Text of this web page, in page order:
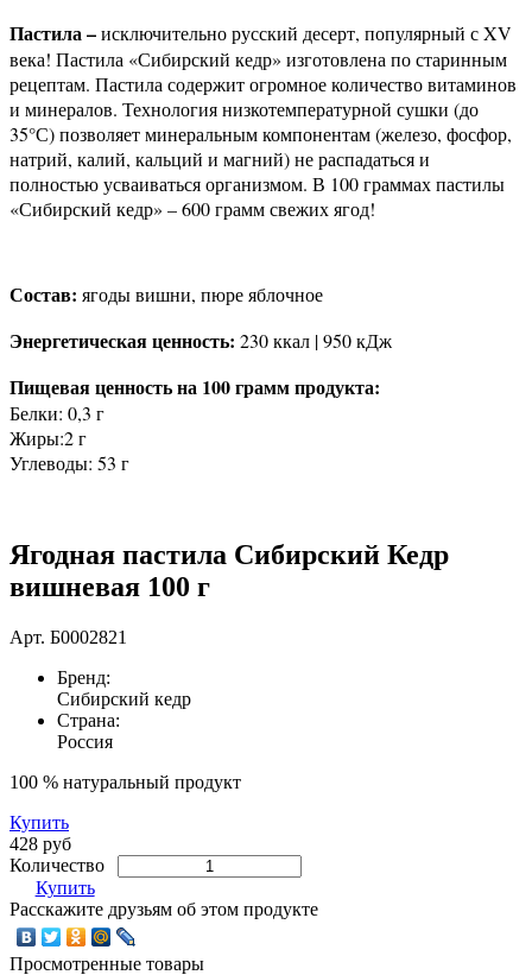
Пастила –исключительно русский десерт, популярный с XV
века! Пастила «Сибирский кедр» изготовлена по старинным
рецептам. Пастила содержит огромное количество витаминов
и минералов. Технология низкотемпературной сушки (до
35°С) позволяет минеральным компонентам (железо, фосфор,
натрий, калий, кальций и магний) не распадаться и
полностью усваиваться организмом. В 100 граммах пастилы
«Сибирский кедр» – 600 грамм свежих ягод!
Состав: ягоды вишни, пюре яблочное
Энергетическая ценность: 230 ккал | 950 кДж
Пищевая ценность на 100 грамм продукта:
Белки: 0,3 г
Жиры:2 г
Углеводы: 53 г
Ягодная пастила Сибирский Кедр
вишневая 100 г
Арт. Б0002821
Бренд:
Сибирский кедр
Страна:
Россия
100 % натуральный продукт
Купить
428 руб
Количество
Купить
Расскажите друзьям об этом продукте
Просмотренные товары